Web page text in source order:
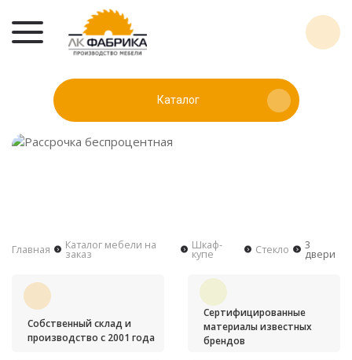
Каталог
Главная Каталог мебели на
заказ
Шкаф-
купе Стекло 3
двери
Собственный склад и
производство с 2001 года
Сертифицированные
материалы известных
брендов